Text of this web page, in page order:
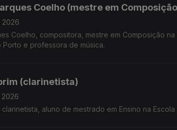
Coelho (mestre em Composição
2026
Coelho, compositora, mestre em Composição
Porto e professora de música.
(clarinetista)
2026
clarinetista, aluno de mestrado em Ensino na